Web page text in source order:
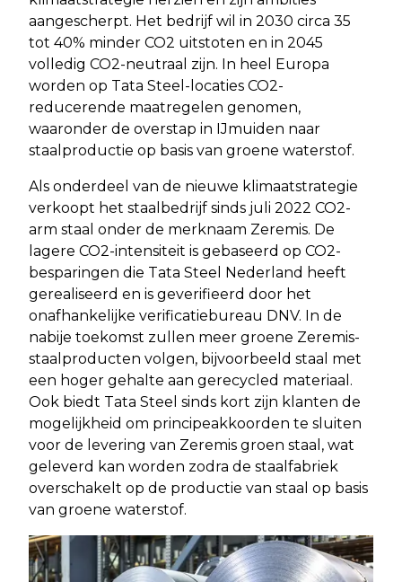
aangescherpt. Het bedrijf wil in 2030 circa 35
tot 40% minder CO2 uitstoten en in 2045
volledig CO2-neutraal zijn. In heel Europa
worden op Tata Steel-locaties CO2-
reducerende maatregelen genomen,
waaronder de overstap in IJmuiden naar
staalproductie op basis van groene waterstof.
Als onderdeel van de nieuwe klimaatstrategie
verkoopt het staalbedrijf sinds juli 2022 CO2-
arm staal onder de merknaam Zeremis. De
lagere CO2-intensiteit is gebaseerd op CO2-
besparingen die Tata Steel Nederland heeft
gerealiseerd en is geverifieerd door het
onafhankelijke verificatiebureau DNV. In de
nabije toekomst zullen meer groene Zeremis-
staalproducten volgen, bijvoorbeeld staal met
een hoger gehalte aan gerecycled materiaal.
Ook biedt Tata Steel sinds kort zijn klanten de
mogelijkheid om principeakkoorden te sluiten
voor de levering van Zeremis groen staal, wat
geleverd kan worden zodra de staalfabriek
overschakelt op de productie van staal op basis
van groene waterstof.